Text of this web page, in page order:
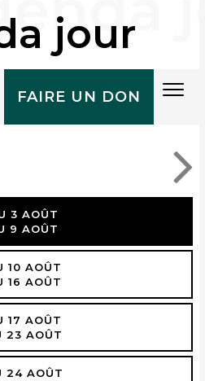
FAIRE UN DON
jour
3 AOÛT
9 AOÛT
10 AOÛT
16 AOÛT
17 AOÛT
23 AOÛT
24 AOÛT